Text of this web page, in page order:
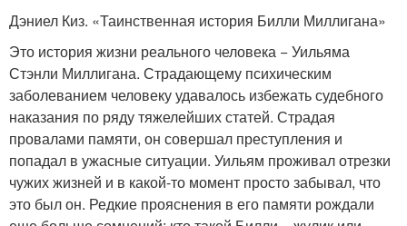
Дэниел Киз. «Таинственная история Билли Миллигана»
Это история жизни реального человека − Уильяма
Стэнли Миллигана. Страдающему психическим
заболеванием человеку удавалось избежать судебного
наказания по ряду тяжелейших статей. Страдая
провалами памяти, он совершал преступления и
попадал в ужасные ситуации. Уильям проживал отрезки
чужих жизней и в какой-то момент просто забывал, что
это был он. Редкие прояснения в его памяти рождали